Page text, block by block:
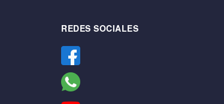
REDES SOCIALES